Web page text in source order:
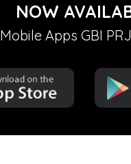
NOW
Mobile Apps GBI